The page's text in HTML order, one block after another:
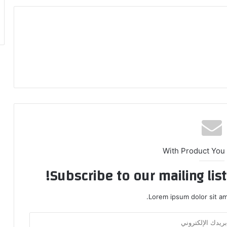
With Product
Subscribe to our mailing
Lorem ipsum dolor sit